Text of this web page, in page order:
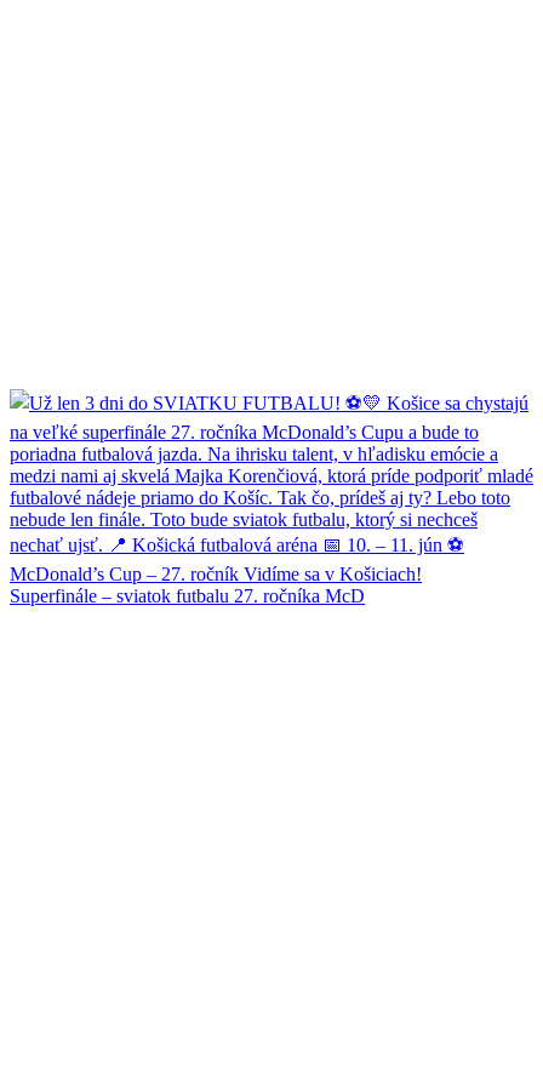
Superfinále – sviatok futbalu 27. ročníka McD